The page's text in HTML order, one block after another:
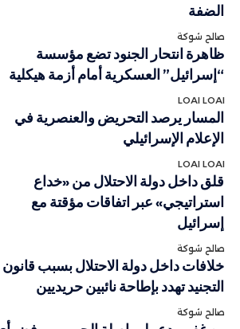
الضفة
صالح شوكة
ظاهرة انتحار الجنود تضع مؤسسة
“إسرائيل” العسكرية أمام أزمة هيكلية
LOAI LOAI
المسار يرصد التحريض والعنصرية في
الإعلام الإسرائيلي
LOAI LOAI
قلق داخل دولة الاحتلال من «خداع
استراتيجي» عبر اتفاقات مؤقتة مع
إسرائيل
صالح شوكة
خلافات داخل دولة الاحتلال بسبب قانون
التجنيد تهدد بإطاحة نائبين حريديين
صالح شوكة